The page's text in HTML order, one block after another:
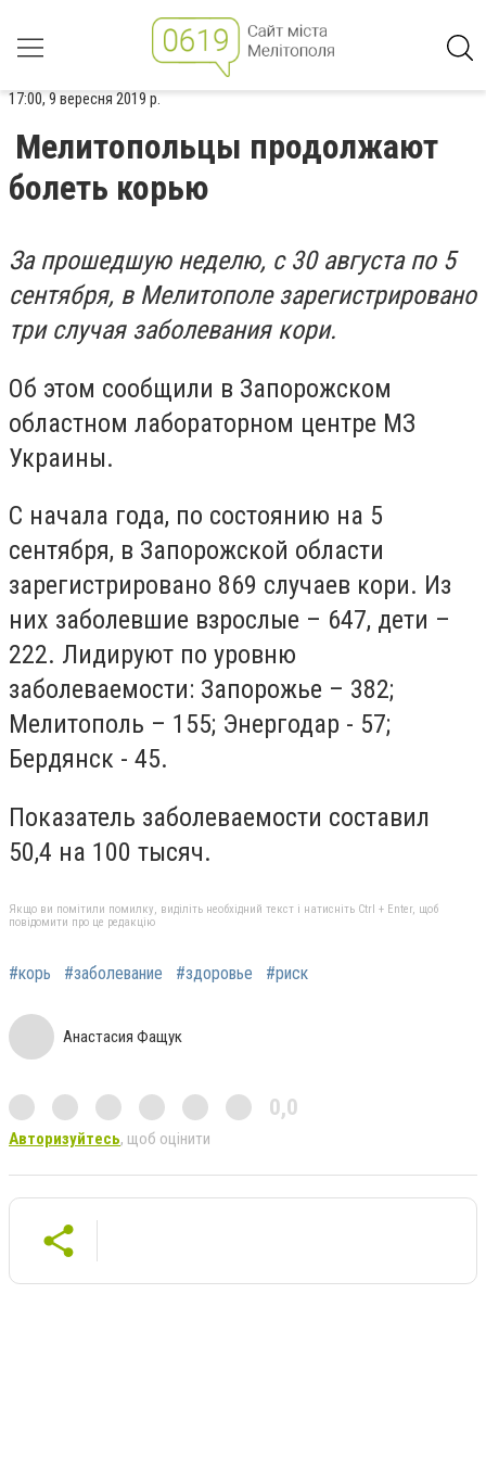
17:00, 9 вересня 2019 р.
Мелитопольцы продолжают
болеть корью
За прошедшую неделю, с 30 августа по 5
сентября, в Мелитополе зарегистрировано
три случая заболевания кори.
Об этом сообщили в Запорожском
областном лабораторном центре МЗ
Украины.
С начала года, по состоянию на 5
сентября, в Запорожской области
зарегистрировано 869 случаев кори. Из
них заболевшие взрослые – 647, дети –
222. Лидируют по уровню
заболеваемости: Запорожье – 382;
Мелитополь – 155; Энергодар - 57;
Бердянск - 45.
Показатель заболеваемости составил
50,4 на 100 тысяч.
Якщо ви помітили помилку, виділіть необхідний текст і натисніть Ctrl + Enter, щоб
повідомити про це редакцію
#корь #заболевание #здоровье #риск
Анастасия Фащук
0,0
Авторизуйтесь, щоб оцінити